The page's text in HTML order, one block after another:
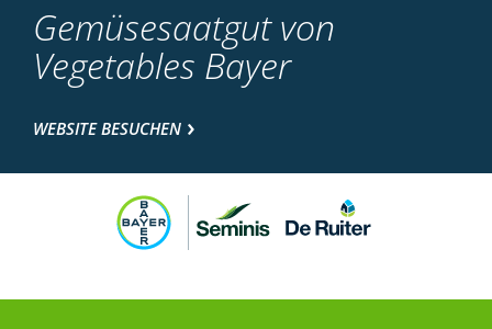
Gemüsesaatgut von
Vegetables Bayer
WEBSITE BESUCHEN